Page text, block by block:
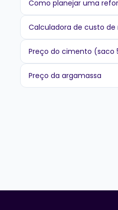
Como planejar uma
Calculadora de custo
Preço do cimento (saco
Preço da argamassa